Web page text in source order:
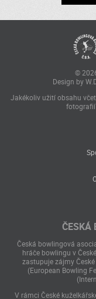
©
Design by
Jakékoliv užití obsahu
fotografií
ČESKÁ
Česká bowlingová
hráče bowlingu v
zastupuje zájmy
(European Bowling
V rámci České